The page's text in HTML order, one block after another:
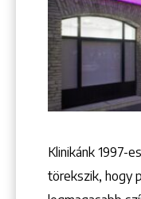
Klinikánk 1997-­
törekszik, hogy